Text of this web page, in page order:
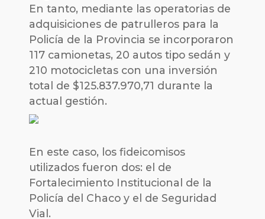
En tanto, mediante las operatorias de
adquisiciones de patrulleros para la
Policía de la Provincia se incorporaron
117 camionetas, 20 autos tipo sedán y
210 motocicletas con una inversión
total de $125.837.970,71 durante la
actual gestión.
En este caso, los fideicomisos
utilizados fueron dos: el de
Fortalecimiento Institucional de la
Policía del Chaco y el de Seguridad
Vial.